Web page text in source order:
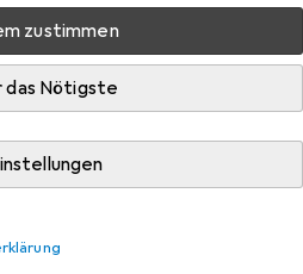
zustimmen
das Nötigste
Schneidebrett